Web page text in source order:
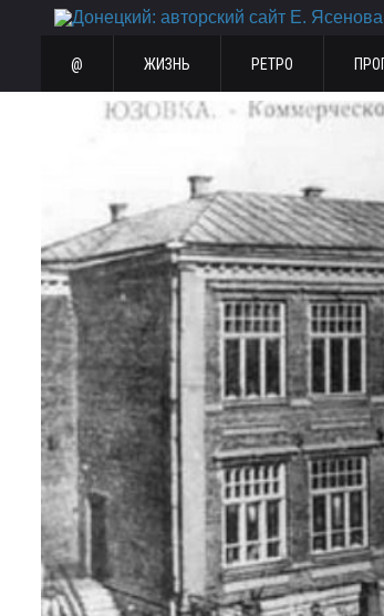
@ ЖИЗНЬ РЕТРО